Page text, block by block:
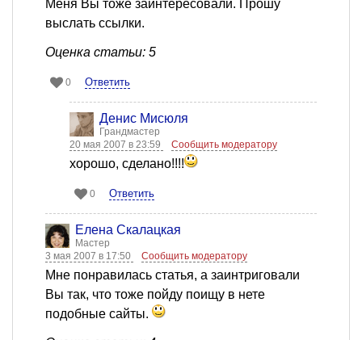
Меня Вы тоже заинтересовали. Прошу
выслать ссылки.
Оценка статьи: 5
0 Ответить
Денис Мисюля
Грандмастер
20 мая 2007 в 23:59
Сообщить модератору
хорошо, сделано!!!!
0 Ответить
Елена Скалацкая
Мастер
3 мая 2007 в 17:50
Сообщить модератору
Мне понравилась статья, а заинтриговали
Вы так, что тоже пойду поищу в нете
подобные сайты.